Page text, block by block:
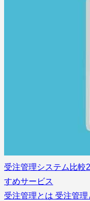
受注管理システム比較
すめサービス
受注管理とは 受注管